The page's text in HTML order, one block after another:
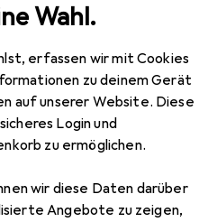
Wahl.
erfassen wir mit Cookies
zu deinem Gerät
auf unserer Website. Diese
Login und
zu ermöglichen.
wir diese Daten darüber
Angebote zu zeigen,
vidaXL Haronia
cm